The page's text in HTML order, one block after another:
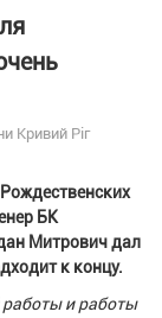
Кривий Ріг
БК
Митрович дал
к концу.
и работы